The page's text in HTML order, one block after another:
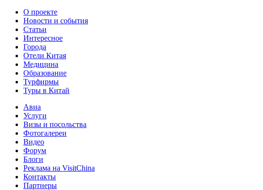
О проекте
Новости и события
Статьи
Интересное
Города
Отели Китая
Медицина
Образование
Турфирмы
Туры в Китай
Авиа
Услуги
Визы и посольства
Фотогалереи
Видео
Форум
Блоги
Реклама на VisitChina
Контакты
Партнеры